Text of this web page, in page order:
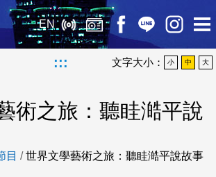
EN
::: 文字大小： 小 中 大
術之旅：聽眭澔平說
目 /世界文學藝術之旅：聽眭澔平說故事